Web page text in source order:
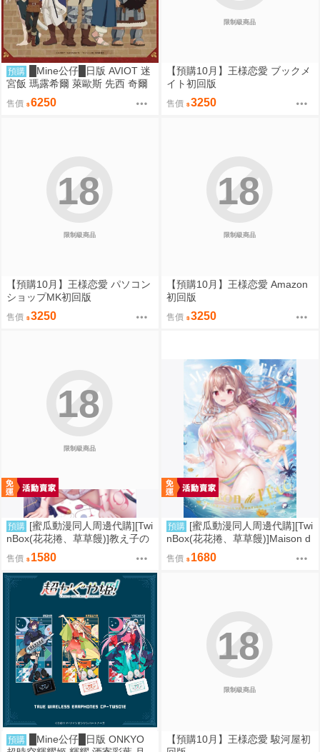
預購
█Mine公仔█日版 AVIOT 迷
宮飯 瑪露希爾 萊歐斯 先西 奇爾
查克 法琳 耳機 聯名 TE-V1R-DJ
M
售價 6250
限制級商品
【預購10月】王様恋愛 ブックメ
イト初回版
售價 3250
限制級商品
18
【預購10月】王様恋愛 パソコン
ショップMK初回版
售價 3250
限制級商品
18
【預購10月】王様恋愛 Amazon
初回版
售價 3250
限制級商品
18
預購 [蜜瓜動漫同人周邊代購][Twi
nBox(花花捲、草草饅)]教え子の
弱みを握って辱めてみた【B2W
スエードタペストリー】(B2掛軸
特典版)(同人誌)
售價 1580
預購 [蜜瓜動漫同人周邊代購][Twi
nBox(花花捲、草草饅)]Maison d
e l’Ete【B2Wスエードタペスト
リー】(B2掛軸特典版)(同人誌)
售價 1680
預購
█Mine公仔█日版 ONKYO
限制級商品
18
【預購10月】王様恋愛 駿河屋初